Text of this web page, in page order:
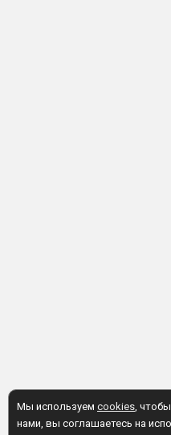
Мы используем cookies,
нами, вы соглашаетесь на